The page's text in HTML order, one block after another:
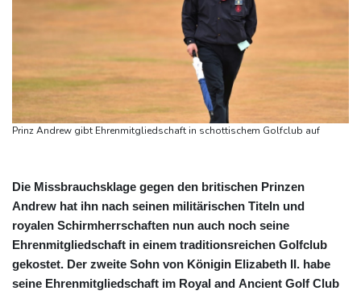
Prinz Andrew gibt Ehrenmitgliedschaft in schottischem Golfclub auf
Die Missbrauchsklage gegen den britischen Prinzen
Andrew hat ihn nach seinen militärischen Titeln und
royalen Schirmherrschaften nun auch noch seine
Ehrenmitgliedschaft in einem traditionsreichen Golfclub
gekostet. Der zweite Sohn von Königin Elizabeth II. habe
seine Ehrenmitgliedschaft im Royal and Ancient Golf Club